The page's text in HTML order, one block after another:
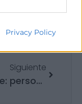
Privacy Policy
Siguiente
La clave: personas con ilusión y compromiso